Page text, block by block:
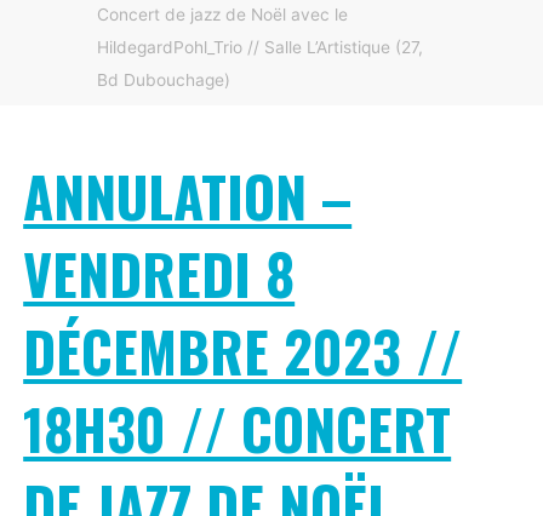
Concert de jazz de Noël avec le
HildegardPohl_Trio // Salle L’Artistique (27,
Bd Dubouchage)
ANNULATION –
VENDREDI 8
DÉCEMBRE 2023 //
18H30 // CONCERT